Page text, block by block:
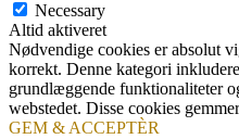
Necessary
Altid aktiveret
Nødvendige cookies er absolut
korrekt. Denne kategori
grundlæggende funktionaliteter
webstedet. Disse cookies
GEM & ACCEPTÈR